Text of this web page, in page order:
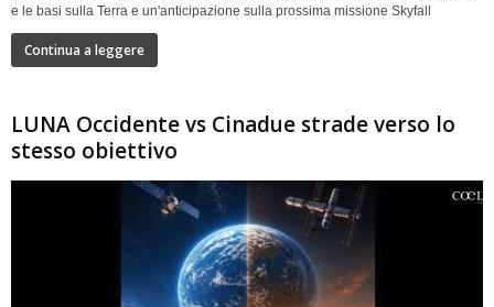
e le basi sulla Terra e un'anticipazione sulla prossima missione Skyfall
Continua a leggere
LUNA Occidente vs Cinadue strade verso lo
stesso obiettivo